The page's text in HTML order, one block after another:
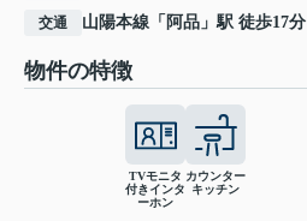
交通 山陽本線 「 阿品 」駅 徒歩17分
物件の特徴
TVモニタ
付きインタ
ーホン
カウンター
キッチン